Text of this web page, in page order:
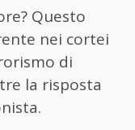
Questo
nei cortei
di
la risposta